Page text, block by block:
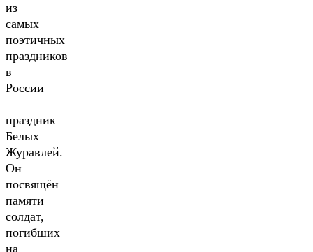
из
самых
поэтичных
праздников
в
России
–
праздник
Белых
Журавлей.
Он
посвящён
памяти
солдат,
погибших
на